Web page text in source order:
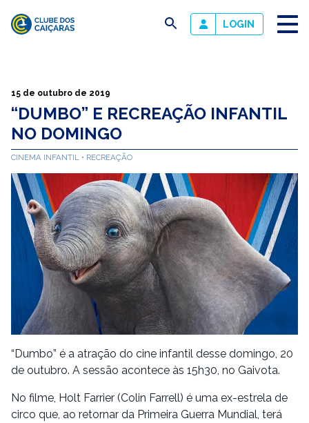
Caiçaras
busca LOGIN
15 de outubro de 2019
“DUMBO” E RECREAÇÃO INFANTIL
NO DOMINGO
CINEMA INFANTIL RECREAÇÃO
“Dumbo” é a atração do cine infantil desse domingo, 20
de outubro. A sessão acontece às 15h30, no Gaivota.
No filme, Holt Farrier (Colin Farrell) é uma ex-estrela de
circo que, ao retornar da Primeira Guerra Mundial, terá